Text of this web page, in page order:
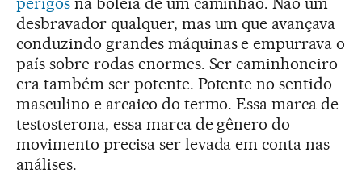
desbravador qualquer, mas um que avançava
conduzindo grandes máquinas e empurrava o
país sobre rodas enormes. Ser caminhoneiro
era também ser potente. Potente no sentido
masculino e arcaico do termo. Essa marca de
testosterona, essa marca de gênero do
movimento precisa ser levada em conta nas
análises.